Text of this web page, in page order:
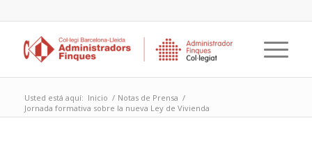
Usted está aquí: Inicio / Notas de Prensa /
Jornada formativa sobre la nueva Ley de Vivienda